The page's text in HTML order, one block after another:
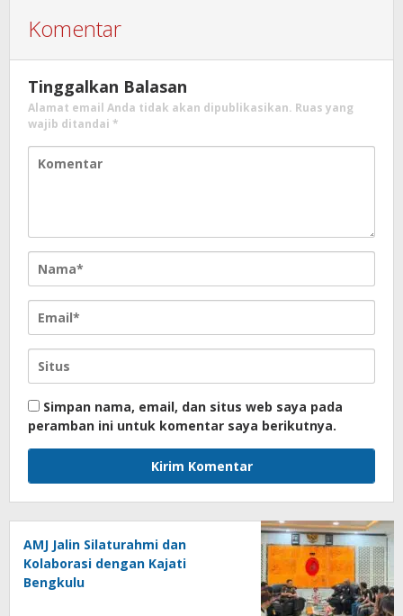
Komentar
Tinggalkan Balasan
Alamat email Anda tidak akan dipublikasikan. Ruas yang
wajib ditandai *
Simpan nama, email, dan situs web saya pada
peramban ini untuk komentar saya berikutnya.
AMJ Jalin Silaturahmi dan
Kolaborasi dengan Kajati
Bengkulu